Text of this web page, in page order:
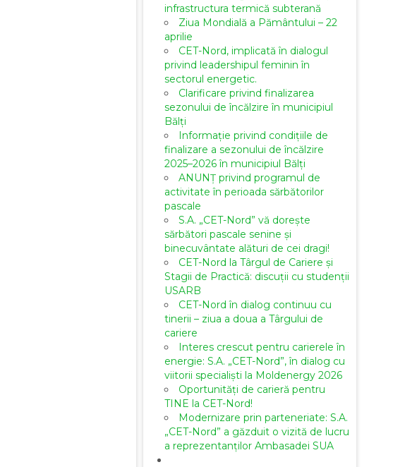
infrastructura termică subterană
Ziua Mondială a Pământului – 22
aprilie
CET-Nord, implicată în dialogul
privind leadershipul feminin în
sectorul energetic.
Clarificare privind finalizarea
sezonului de încălzire în municipiul
Bălți
Informație privind condițiile de
finalizare a sezonului de încălzire
2025–2026 în municipiul Bălți
ANUNȚ privind programul de
activitate în perioada sărbătorilor
pascale
S.A. „CET-Nord” vă dorește
sărbători pascale senine și
binecuvântate alături de cei dragi!
CET-Nord la Târgul de Cariere și
Stagii de Practică: discuții cu studenții
USARB
CET-Nord în dialog continuu cu
tinerii – ziua a doua a Târgului de
cariere
Interes crescut pentru carierele în
energie: S.A. „CET-Nord”, în dialog cu
viitorii specialiști la Moldenergy 2026
Oportunități de carieră pentru
TINE la CET-Nord!
Modernizare prin parteneriate: S.A.
„CET-Nord” a găzduit o vizită de lucru
a reprezentanților Ambasadei SUA